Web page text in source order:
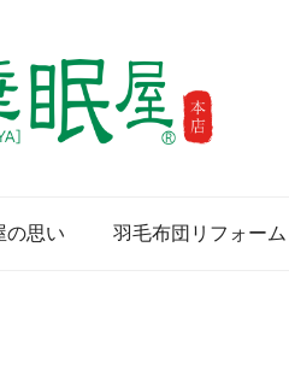
の思い 羽毛布団リフォーム